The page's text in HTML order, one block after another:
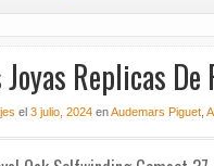
Replicas
el 3 julio, 2024 enAudemars Piguet